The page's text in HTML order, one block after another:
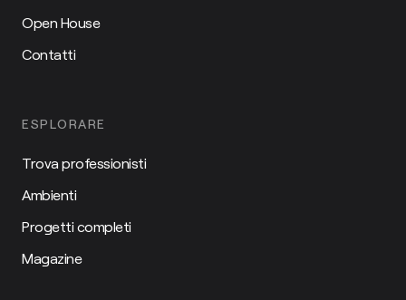
Open House
Contatti
ESPLORARE
Trova professionisti
Ambienti
Progetti completi
Magazine